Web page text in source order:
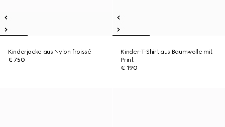
Kinderjacke aus Nylon froissé
€ 750
Kinder-T-Shirt aus Baumwolle mit
Print
€ 190